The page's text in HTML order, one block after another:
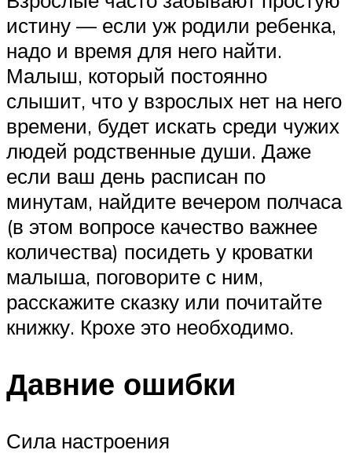
истину — если уж родили ребенка,
надо и время для него найти.
Малыш, который постоянно
слышит, что у взрослых нет на него
времени, будет искать среди чужих
людей родственные души. Даже
если ваш день расписан по
минутам, найдите вечером полчаса
(в этом вопросе качество важнее
количества) посидеть у кроватки
малыша, поговорите с ним,
расскажите сказку или почитайте
книжку. Крохе это необходимо.
Давние ошибки
Сила настроения